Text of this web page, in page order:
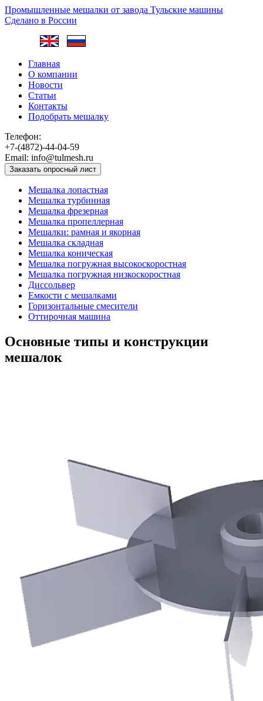
Промышленные мешалки от завода Тульские машины
Сделано в России
Главная
О компании
Новости
Статьи
Контакты
Подобрать мешалку
Телефон:
+7-(4872)-44-04-59
Email: info@tulmesh.ru
Заказать опросный лист
Мешалка лопастная
Мешалка турбинная
Мешалка фрезерная
Мешалка пропеллерная
Мешалки: рамная и якорная
Мешалка складная
Мешалка коническая
Мешалка погружная высокоскоростная
Мешалка погружная низкоскоростная
Диссольвер
Емкости с мешалками
Горизонтальные смесители
Оттирочная машина
Основные типы и конструкции
мешалок